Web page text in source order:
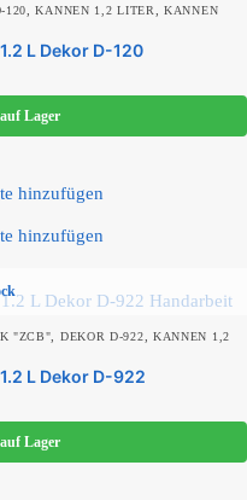
120 ,KANNEN 1,2 LITER ,KANNEN
L Dekor D-120
Lager
hinzufügen
hinzufügen
"ZCB" DEKOR D-922
KANNEN 1,2
L Dekor D-922
Lager